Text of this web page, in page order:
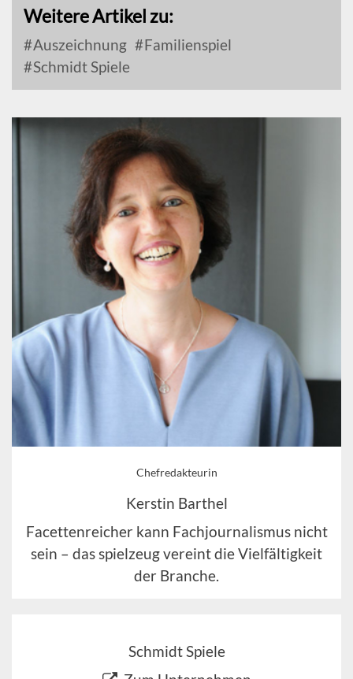
Weitere Artikel zu:
Auszeichnung
Familienspiel
Schmidt Spiele
Chefredakteurin
Kerstin Barthel
Facettenreicher kann Fachjournalismus nicht
sein – das spielzeug vereint die Vielfältigkeit
der Branche.
Schmidt Spiele